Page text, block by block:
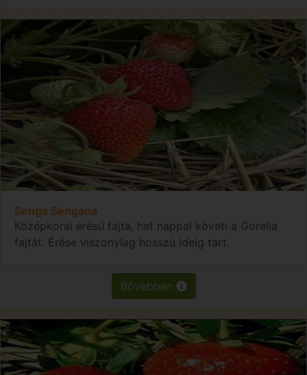
Senga Sengana
Középkorai érésű fajta, hat nappal követi a Gorella
fajtát. Érése viszonylag hosszú ideig tart.
Bővebben